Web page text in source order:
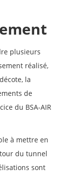
plusieurs
réalisé,
la
de
du BSA-AIR
à mettre en
du tunnel
sont